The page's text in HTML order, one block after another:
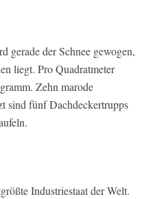
gerade der Schnee gewogen,
liegt. Pro Quadratmeter
Zehn marode
sind fünf Dachdeckertrupps
Industriestaat der Welt.